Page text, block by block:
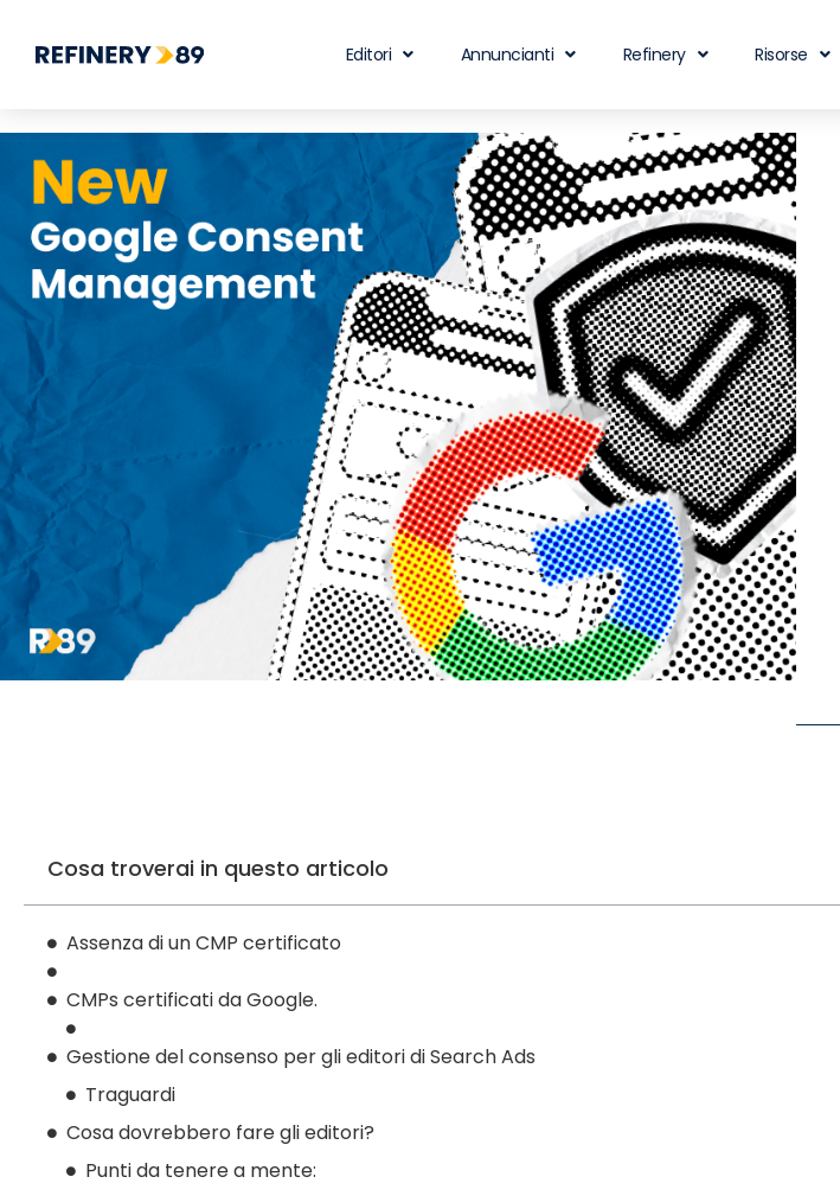
Editori Annuncianti Refinery Risorse
Cosa troverai in questo articolo
Assenza di un CMP certificato
CMPs certificati da Google.
Gestione del consenso per gli editori di Search Ads
Traguardi
Cosa dovrebbero fare gli editori?
Punti da tenere a mente: